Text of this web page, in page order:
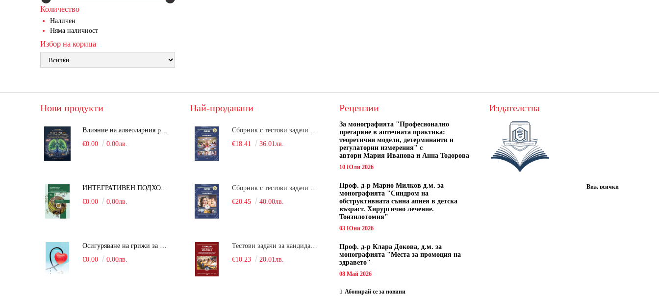
Количество
Наличен
Няма наличност
Избор на корица
Нови продукти
Влияние на алвеоларния рекрутмънт върху белодробната функция при робот-асистирана хирургия в положение Тренделенбург
€0.00
0.00лв.
ИНТЕГРАТИВЕН ПОДХОД В БОРБАТА С COVID-19: От патогенезата на Sars-Cov-2 до фитомедицината и етноботаниката. Антивирусна активност и терапевтичен потенциал на българските лечебни растения
€0.00
0.00лв.
Осигуряване на грижи за поддържане на здравното състояние на уязвимите групи от населени
€0.00
0.00лв.
Най-продавани
Сборник с тестови задачи за кандидатстудентски изпит по биология върху учебния материал за задължителна и профилирана подготовка, изучаван в средния курс на обучение. Част 1
€18.41
36.01лв.
Сборник с тестови задачи за кандидатстудентски изпит по биология върху учебния материал за задължителна и профилирана подготовка, изучаван в средния курс на обучение. Част 2
€20.45
40.00лв.
Тестови задачи за кандидатстудентски изпит по биология. Сборник
€10.23
20.01лв.
Рецензии
За монографията "Професионално
прегаряне в аптечната практика:
теоретични модели, детерминанти и
регулаторни измерения" с
автори Мария Иванова и Анна Тодорова
10 Юли 2026
Проф. д-р Марио Милков д.м. за
монографията "Синдром на
обструктивната сънна апнея в детска
възраст. Хирургично лечение.
Тонзилотомия"
03 Юни 2026
Проф. д-р Клара Докова, д.м. за
монографията "Места за промоция на
здравето"
08 Май 2026
Абонирай се за новини
Издателства
Виж всички